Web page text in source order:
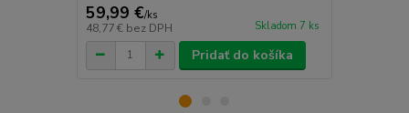
59,99 €/ks
48,77 € bez DPH Skladom 7 ks
Pridať do košíka